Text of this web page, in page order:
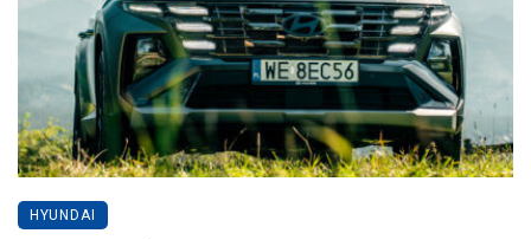
HYUNDAI